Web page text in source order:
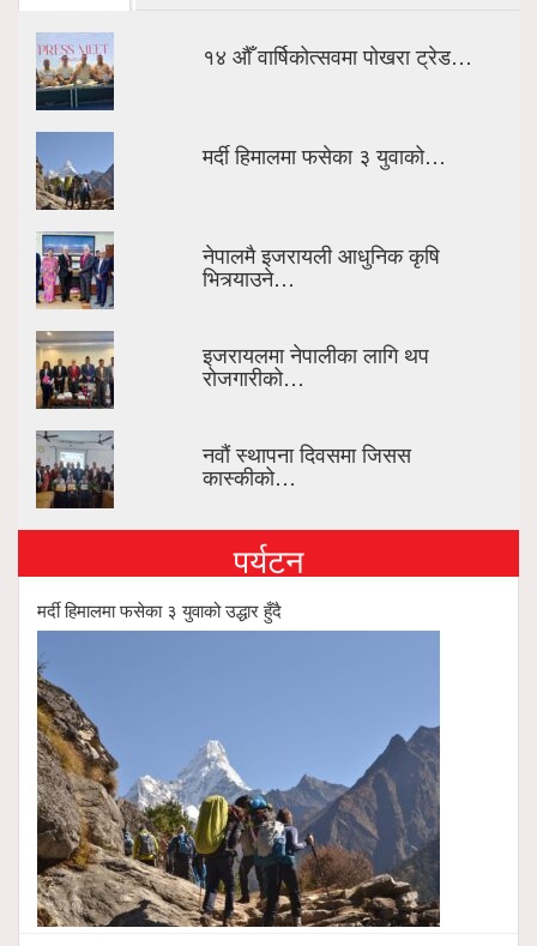
१४ औँ वार्षिकोत्सवमा पोखरा ट्रेड…
मर्दी हिमालमा फसेका ३ युवाको…
नेपालमै इजरायली आधुनिक कृषि
भित्र्याउने…
इजरायलमा नेपालीका लागि थप
रोजगारीको…
नवौं स्थापना दिवसमा जिसस
कास्कीको…
पर्यटन
मर्दी हिमालमा फसेका ३ युवाको उद्धार हुँदै